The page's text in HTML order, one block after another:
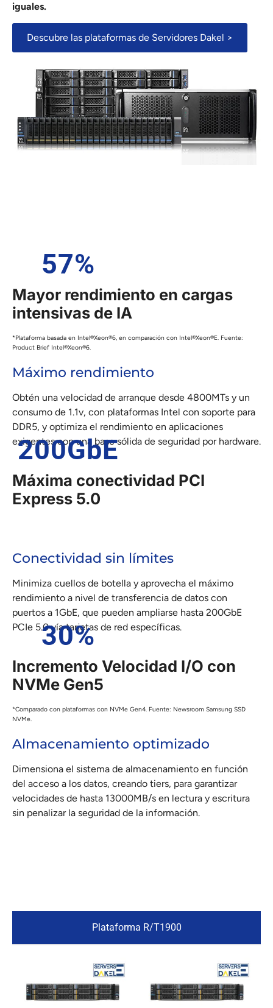
iguales.
Descubre las plataformas de Servidores Dakel >
57%
Mayor rendimiento en cargas
intensivas de IA
*Plataforma basada en Intel®Xeon®6, en comparación con Intel®Xeon®E. Fuente:
Product Brief Intel®Xeon®6.
Máximo rendimiento
Obtén una velocidad de arranque desde 4800MTs y un
consumo de 1.1v, con plataformas Intel con soporte para
DDR5, y optimiza el rendimiento en aplicaciones
exigentes con una base sólida de seguridad por hardware.
200GbE
Máxima conectividad PCI
Express 5.0
Conectividad sin límites
Minimiza cuellos de botella y aprovecha el máximo
rendimiento a nivel de transferencia de datos con
puertos a 1GbE, que pueden ampliarse hasta 200GbE
PCIe 5.0 vía tarjetas de red específicas.
30%
Incremento Velocidad I/O con
NVMe Gen5
*Comparado con plataformas con NVMe Gen4. Fuente: Newsroom Samsung SSD
NVMe.
Almacenamiento optimizado
Dimensiona el sistema de almacenamiento en función
del acceso a los datos, creando tiers, para garantizar
velocidades de hasta 13000MB/s en lectura y escritura
sin penalizar la seguridad de la información.
Plataforma R/T1900